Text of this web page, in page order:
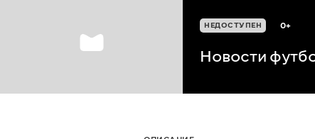
НЕДОСТУПЕН 0+
Новости